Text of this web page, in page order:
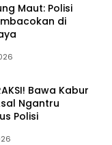
Maut: Polisi
di
Bawa Kabur
Ngantru
Polisi